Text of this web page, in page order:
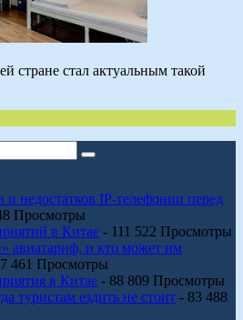
стране стал актуальным такой
недостатков IP-телефонии перед
Просмотры
в Китае - 111 522 Просмотры
авиатариф, и кто может им
461 Просмотры
в Китае - 88 809 Просмотры
туристам ездить не стоит - 83 488